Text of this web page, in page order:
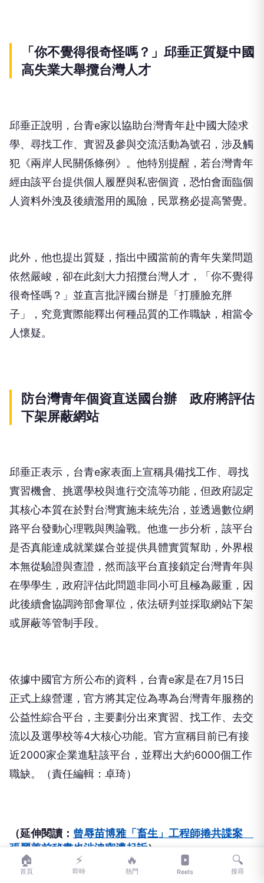
「你不覺得很奇怪嗎？」邱垂正質疑中國
高失業大舉攬台灣人才
邱垂正說明，台青e家以協助台灣青年赴中國大陸求
學、尋找工作、實習及參與交流活動為號召，涉及觸
犯《兩岸人民關係條例》。他特別提醒，若台灣青年
經由該平台提供個人履歷與私密個資，恐怕會面臨個
人資料外洩及後續濫用的風險，民眾務必提高警覺。
此外，他也提出質疑，指出中國當前的青年失業問題
依然嚴峻，卻在此刻大力招攬台灣人才，「你不覺得
很奇怪嗎？」並直言批評國台辦是「打腫臉充胖
子」，究竟實際能釋出何種品質的工作職缺，相當令
人懷疑。
防台灣青年個資直送國台辦 政府將評估
下架屏蔽網站
邱垂正表示，台青e家表面上宣稱具備找工作、尋找
實習機會、挑選學校與進行交流等功能，但政府認定
其核心本質在於對台灣實施未統先治，並透過數位網
路平台發動心理戰與輿論戰。他進一步分析，該平台
是否真能達成就業媒合並提供具體實質幫助，外界根
本無從驗證與查證，然而該平台直接鎖定台灣青年與
在學學生，政府評估此問題非同小可且極為嚴重，因
此後續會協調跨部會單位，依法研判並採取網站下架
或屏蔽等管制手段。
依據中國官方所公布的資料，台青e家是在7月15日
正式上線營運，官方將其定位為專為台灣青年服務的
公益性綜合平台，主要劃分出來實習、找工作、去交
流以及選學校等4大核心功能。官方宣稱目前已有接
近2000家企業進駐該平台，並釋出大約6000個工作
職缺。（責任編輯：卓琦）
（延伸閱讀： 曾辱苗博雅「畜生」工程師捲共諜案
張麗善前秘書也涉洩密遭起訴）
🏠
首頁
⚡
即時
🔥
熱門 Reels
🔍
搜尋